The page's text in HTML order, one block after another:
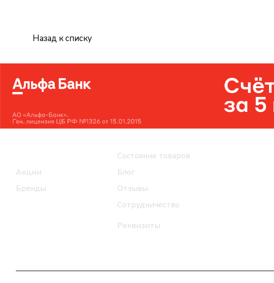
Назад к списку
Акции
Бренды
Состояние товаров
Блог
Отзывы
Сотрудничество
Реквизиты